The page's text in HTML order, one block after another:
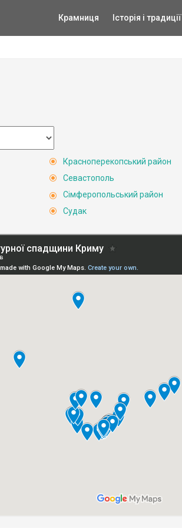
Крамниця Історія і традиції
Красноперекопський район
Севастополь
Сімферопольський район
Судак